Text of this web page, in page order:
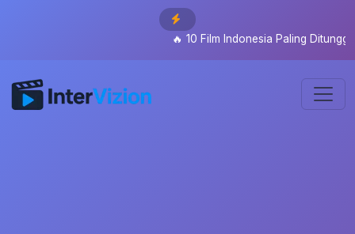
10 Film Indonesia Paling Ditunggu